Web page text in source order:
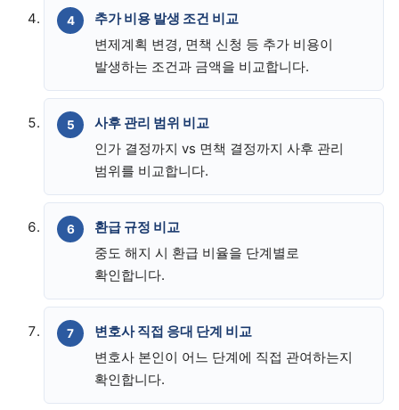
추가 비용 발생 조건 비교
변제계획 변경, 면책 신청 등 추가 비용이
발생하는 조건과 금액을 비교합니다.
사후 관리 범위 비교
인가 결정까지 vs 면책 결정까지 사후 관리
범위를 비교합니다.
환급 규정 비교
중도 해지 시 환급 비율을 단계별로
확인합니다.
변호사 직접 응대 단계 비교
변호사 본인이 어느 단계에 직접 관여하는지
확인합니다.